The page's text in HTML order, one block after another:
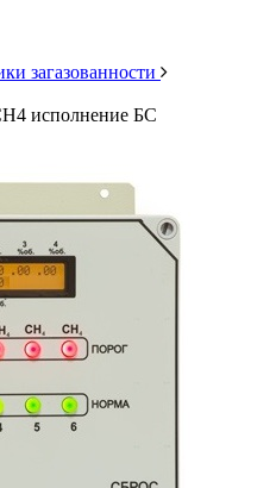
загазованности
исполнение БС